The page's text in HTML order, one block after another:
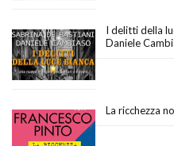
I delitti della
Daniele
La ricchezza